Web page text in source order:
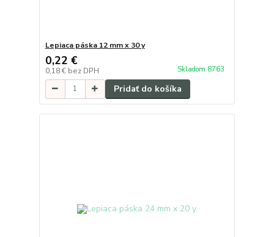
Lepiaca páska 12 mm x 30 y
0,22 €
0,18 € bez DPH Skladom 8763
Pridať do košíka